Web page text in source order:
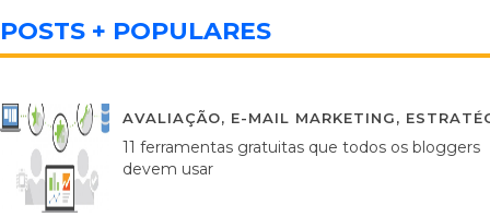
POSTS + POPULARES
AVALIAÇÃO, E-MAIL MARKETING,
11 ferramentas gratuitas que todos os bloggers
devem usar